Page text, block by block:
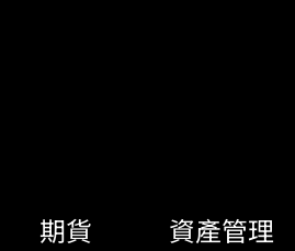
期貨 資產管理